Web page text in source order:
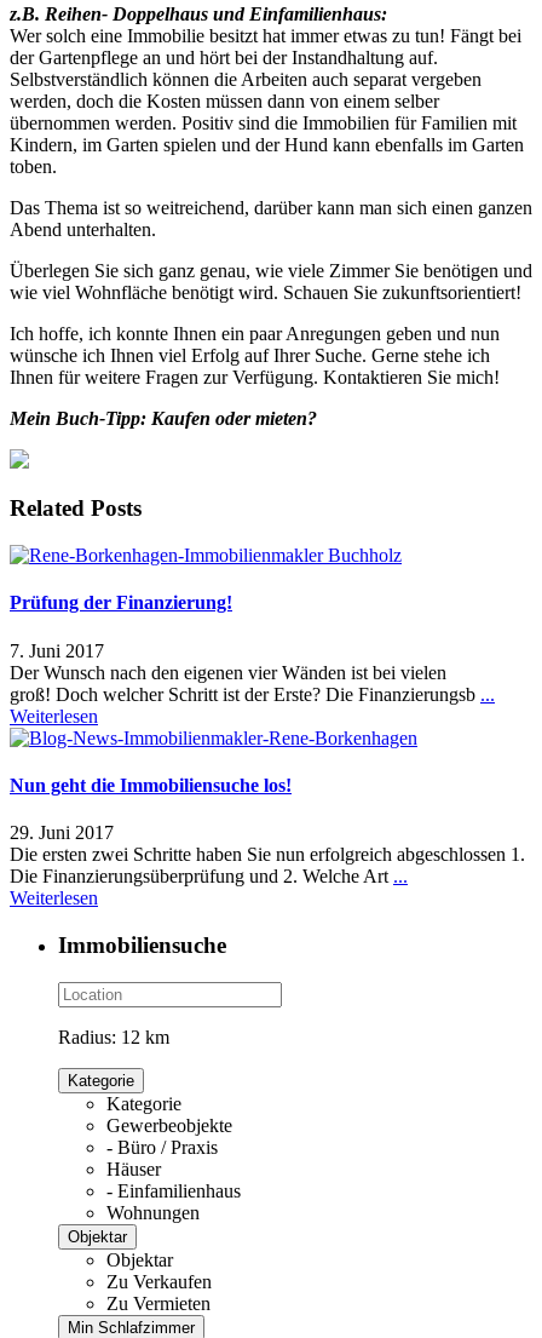
z.B. Reihen- Doppelhaus und Einfamilienhaus:
Wer solch eine Immobilie besitzt hat immer etwas zu tun! Fängt bei
der Gartenpflege an und hört bei der Instandhaltung auf.
Selbstverständlich können die Arbeiten auch separat vergeben
werden, doch die Kosten müssen dann von einem selber
übernommen werden. Positiv sind die Immobilien für Familien mit
Kindern, im Garten spielen und der Hund kann ebenfalls im Garten
toben.
Das Thema ist so weitreichend, darüber kann man sich einen ganzen
Abend unterhalten.
Überlegen Sie sich ganz genau, wie viele Zimmer Sie benötigen und
wie viel Wohnfläche benötigt wird. Schauen Sie zukunftsorientiert!
Ich hoffe, ich konnte Ihnen ein paar Anregungen geben und nun
wünsche ich Ihnen viel Erfolg auf Ihrer Suche. Gerne stehe ich
Ihnen für weitere Fragen zur Verfügung. Kontaktieren Sie mich!
Mein Buch-Tipp: Kaufen oder mieten?
Related Posts
Prüfung der Finanzierung!
7. Juni 2017
Der Wunsch nach den eigenen vier Wänden ist bei vielen
groß! Doch welcher Schritt ist der Erste? Die Finanzierungsb ...
Weiterlesen
Nun geht die Immobiliensuche los!
29. Juni 2017
Die ersten zwei Schritte haben Sie nun erfolgreich abgeschlossen 1.
Die Finanzierungsüberprüfung und 2. Welche Art ...
Weiterlesen
Immobiliensuche
Radius: 12 km
Kategorie
Kategorie
Gewerbeobjekte
- Büro / Praxis
Häuser
- Einfamilienhaus
Wohnungen
Objektar
Objektar
Zu Verkaufen
Zu Vermieten
Min Schlafzimmer